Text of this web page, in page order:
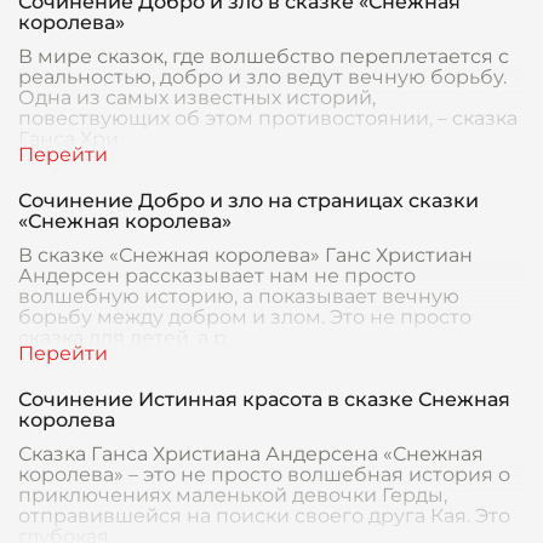
королева»
В мире сказок, где волшебство переплетается с
реальностью, добро и зло ведут вечную борьбу.
Одна из самых известных историй,
повествующих об этом противостоянии, – сказка
Ганса Хри
Сочинение Добро и зло на страницах сказки
«Снежная королева»
В сказке «Снежная королева» Ганс Христиан
Андерсен рассказывает нам не просто
волшебную историю, а показывает вечную
борьбу между добром и злом. Это не просто
Сочинение Истинная красота в сказке Снежная
королева
Сказка Ганса Христиана Андерсена «Снежная
королева» – это не просто волшебная история о
приключениях маленькой девочки Герды,
отправившейся на поиски своего друга Кая. Это
глубокая